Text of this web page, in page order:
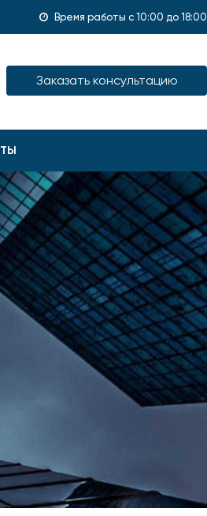
Время работы с 10:00 до 18:00
Заказать консультацию